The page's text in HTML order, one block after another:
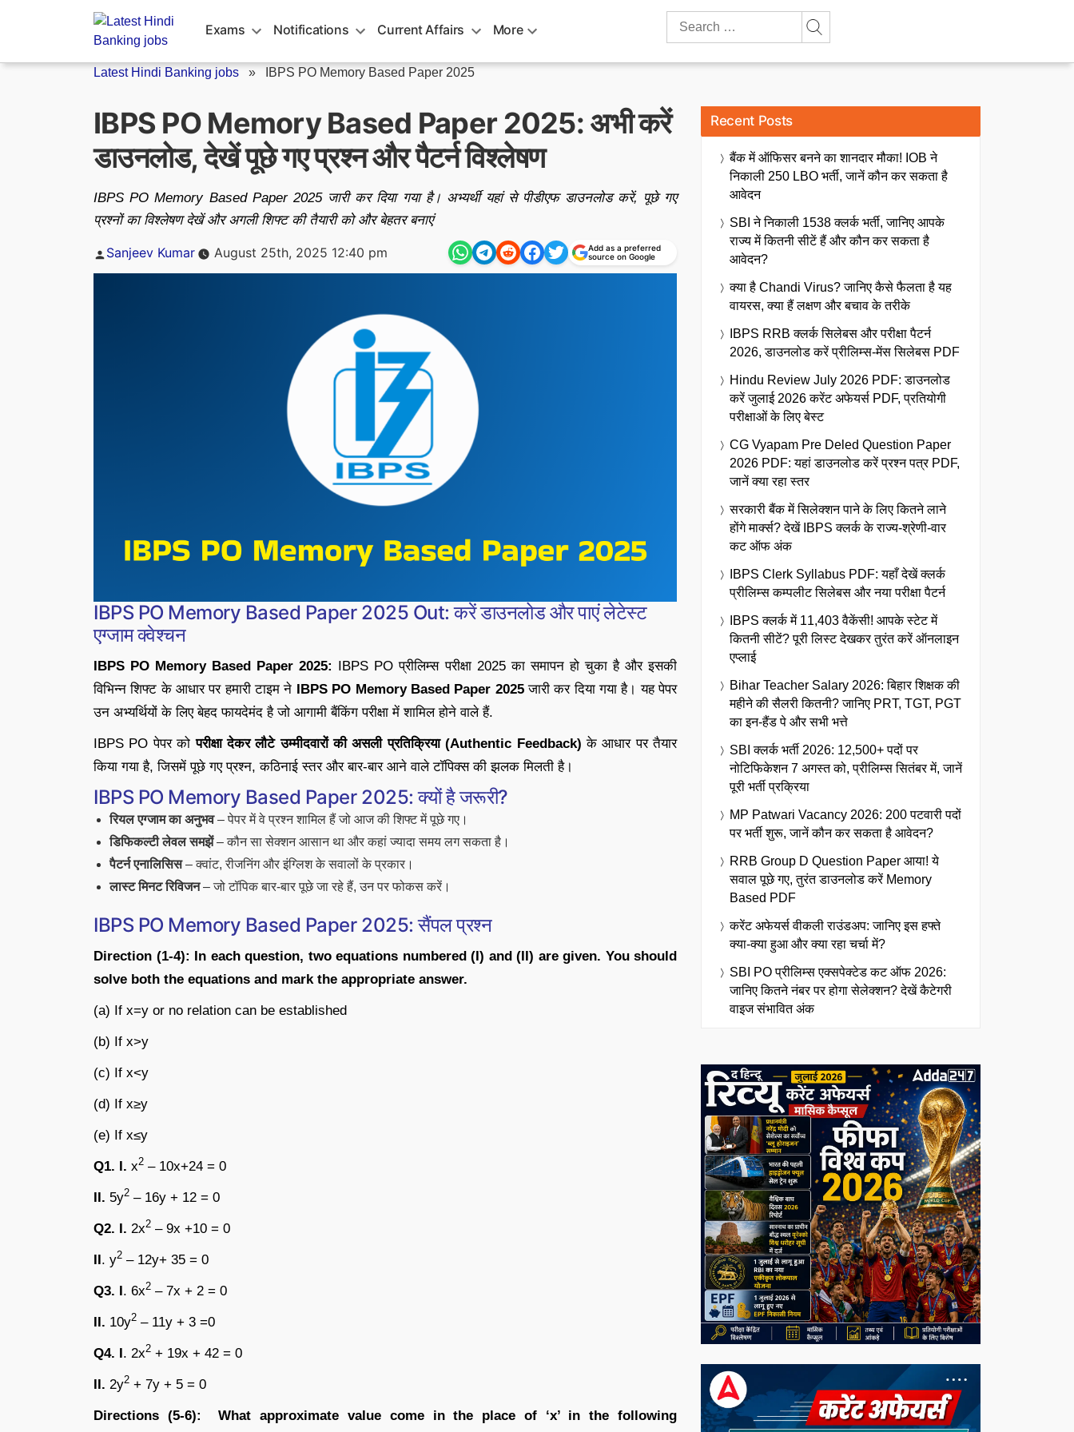
Exams Notifications Current Affairs More
Search
Latest Hindi Banking jobs » IBPS PO Memory Based Paper 2025
IBPS PO Memory Based Paper 2025: अभी करें
डाउनलोड, देखें पूछे गए प्रश्न और पैटर्न विश्लेषण
IBPS PO Memory Based Paper 2025 जारी कर दिया गया है। अभ्यर्थी यहां से पीडीएफ डाउनलोड करें, पूछे गए
प्रश्नों का विश्लेषण देखें और अगली शिफ्ट की तैयारी को और बेहतर बनाएं
Posted
Sanjeev Kumar August 25th, 2025 12:40 pm
Add as a preferred
source on Google
IBPS PO Memory Based Paper 2025 Out: करें डाउनलोड और पाएं लेटेस्ट
एग्जाम क्वेश्चन
IBPS PO Memory Based Paper 2025: IBPS PO प्रीलिम्स परीक्षा 2025 का समापन हो चुका है और इसकी
विभिन्न शिफ्ट के आधार पर हमारी टाइम ने IBPS PO Memory Based Paper 2025जारी कर दिया गया है। यह पेपर
उन अभ्यर्थियों के लिए बेहद फायदेमंद है जो आगामी बैंकिंग परीक्षा में शामिल होने वाले हैं.
IBPS PO पेपर कोपरीक्षा देकर लौटे उम्मीदवारों की असली प्रतिक्रिया (Authentic Feedback) के आधार पर तैयार
किया गया है, जिसमें पूछे गए प्रश्न, कठिनाई स्तर और बार-बार आने वाले टॉपिक्स की झलक मिलती है।
IBPS PO Memory Based Paper 2025: क्यों है जरूरी?
रियल एग्जाम का अनुभव– पेपर में वे प्रश्न शामिल हैं जो आज की शिफ्ट में पूछे गए।
डिफिकल्टी लेवल समझें– कौन सा सेक्शन आसान था और कहां ज्यादा समय लग सकता है।
पैटर्न एनालिसिस– क्वांट, रीजनिंग और इंग्लिश के सवालों के प्रकार।
लास्ट मिनट रिविजन– जो टॉपिक बार-बार पूछे जा रहे हैं, उन पर फोकस करें।
IBPS PO Memory Based Paper 2025: सैंपल प्रश्न
Direction (1-4): In each question, two equations numbered (I) and (II) are given. You should
solve both the equations and mark the appropriate answer.
(a) If x=y or no relation can be established
(b) If x>y
(c) If x<y
(d) If x≥y
(e) If x≤y
Q1. I. x2 – 10x+24 = 0
II. 5y2 – 16y + 12 = 0
Q2. I. 2x2 – 9x +10 = 0
II. y2 – 12y+ 35 = 0
Q3. I. 6x2 – 7x + 2 = 0
II. 10y2 – 11y + 3 =0
Q4. I. 2x2 + 19x + 42 = 0
II. 2y2 + 7y + 5 = 0
Directions (5-6):
What approximate value come in the place of ‘x’ in the following
Recent Posts
बैंक में ऑफिसर बनने का शानदार मौका! IOB ने
निकाली 250 LBO भर्ती, जानें कौन कर सकता है
आवेदन
SBI ने निकाली 1538 क्लर्क भर्ती, जानिए आपके
राज्य में कितनी सीटें हैं और कौन कर सकता है
आवेदन?
क्या है Chandi Virus? जानिए कैसे फैलता है यह
वायरस, क्या हैं लक्षण और बचाव के तरीके
IBPS RRB क्लर्क सिलेबस और परीक्षा पैटर्न
2026, डाउनलोड करें प्रीलिम्स-मेंस सिलेबस PDF
Hindu Review July 2026 PDF: डाउनलोड
करें जुलाई 2026 करेंट अफेयर्स PDF, प्रतियोगी
परीक्षाओं के लिए बेस्ट
CG Vyapam Pre Deled Question Paper
2026 PDF: यहां डाउनलोड करें प्रश्न पत्र PDF,
जानें क्या रहा स्तर
सरकारी बैंक में सिलेक्शन पाने के लिए कितने लाने
होंगे मार्क्स? देखें IBPS क्लर्क के राज्य-श्रेणी-वार
कट ऑफ अंक
IBPS Clerk Syllabus PDF: यहाँ देखें क्लर्क
प्रीलिम्स कम्पलीट सिलेबस और नया परीक्षा पैटर्न
IBPS क्लर्क में 11,403 वैकेंसी! आपके स्टेट में
कितनी सीटें? पूरी लिस्ट देखकर तुरंत करें ऑनलाइन
एप्लाई
Bihar Teacher Salary 2026: बिहार शिक्षक की
महीने की सैलरी कितनी? जानिए PRT, TGT, PGT
का इन-हैंड पे और सभी भत्ते
SBI क्लर्क भर्ती 2026: 12,500+ पदों पर
नोटिफिकेशन 7 अगस्त को, प्रीलिम्स सितंबर में, जानें
पूरी भर्ती प्रक्रिया
MP Patwari Vacancy 2026: 200 पटवारी पदों
पर भर्ती शुरू, जानें कौन कर सकता है आवेदन?
RRB Group D Question Paper आया! ये
सवाल पूछे गए, तुरंत डाउनलोड करें Memory
Based PDF
करेंट अफेयर्स वीकली राउंडअप: जानिए इस हफ्ते
क्या-क्या हुआ और क्या रहा चर्चा में?
SBI PO प्रीलिम्स एक्सपेक्टेड कट ऑफ 2026:
जानिए कितने नंबर पर होगा सेलेक्शन? देखें कैटेगरी
वाइज संभावित अंक